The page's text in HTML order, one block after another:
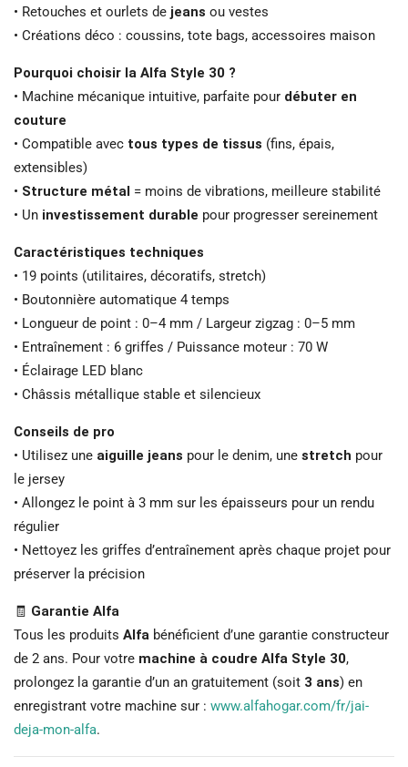
• Retouches et ourlets de jeans ou vestes
• Créations déco : coussins, tote bags, accessoires maison
Pourquoi choisir la Alfa Style 30 ?
• Machine mécanique intuitive, parfaite pour débuter en
couture
• Compatible avec tous types de tissus (fins, épais,
extensibles)
• Structure métal = moins de vibrations, meilleure stabilité
• Un investissement durable pour progresser sereinement
Caractéristiques techniques
• 19 points (utilitaires, décoratifs, stretch)
• Boutonnière automatique 4 temps
• Longueur de point : 0–4 mm / Largeur zigzag : 0–5 mm
• Entraînement : 6 griffes / Puissance moteur : 70 W
• Éclairage LED blanc
• Châssis métallique stable et silencieux
Conseils de pro
• Utilisez une aiguille jeans pour le denim, une stretch pour
le jersey
• Allongez le point à 3 mm sur les épaisseurs pour un rendu
régulier
• Nettoyez les griffes d’entraînement après chaque projet pour
préserver la précision
🧾 Garantie Alfa
Tous les produits Alfa bénéficient d’une garantie constructeur
de 2 ans. Pour votre machine à coudre Alfa Style 30,
prolongez la garantie d’un an gratuitement (soit 3 ans) en
enregistrant votre machine sur : www.alfahogar.com/fr/jai-
deja-mon-alfa.